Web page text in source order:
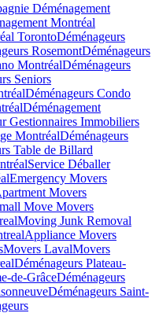
Déménagement
Montréal
TorontoDéménageurs
RosemontDéménageurs
MontréalDéménageurs
Seniors
Déménageurs Condo
Déménagement
Gestionnaires Immobiliers
MontréalDéménageurs
Table de Billard
Service Déballer
Emergency Movers
Movers
Move Movers
Moving Junk Removal
Appliance Movers
Movers LavalMovers
Déménageurs Plateau-
de-GrâceDéménageurs
Déménageurs Saint-